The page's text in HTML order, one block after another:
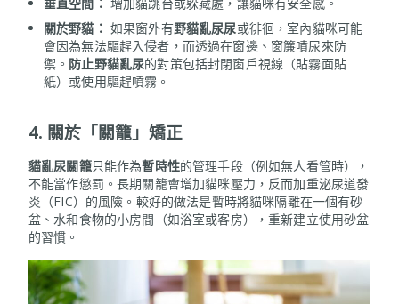
關於野貓： 如果窗外有野貓亂尿尿或徘徊，室內貓咪可能
會因為無法驅趕入侵者，而透過在窗邊、窗簾噴尿來防
禦。 防止野貓亂尿的對策包括封閉窗戶視線（貼霧面貼
紙）或使用驅趕噴霧。
4. 關於「關籠」矯正
貓亂尿關籠只能作為暫時性的管理手段（例如無人看管時），
不能當作懲罰。長期關籠會增加貓咪壓力，反而加重泌尿道發
炎（FIC）的風險。較好的做法是暫時將貓咪隔離在一個有砂
盆、水和食物的小房間（如浴室或客房），重新建立使用砂盆
的習慣。